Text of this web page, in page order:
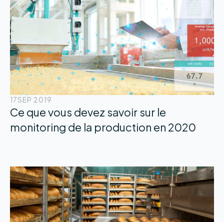
17SEP 2019
Ce que vous devez savoir sur le
monitoring de la production en 2020